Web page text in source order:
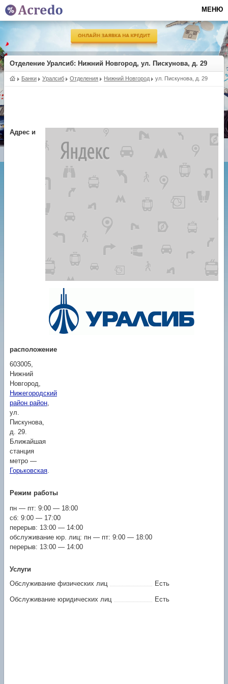
Отделение Уралсиб: Нижний Новгород, ул. Пискунова, д. 29
Банки Уралсиб Отделения Нижний Новгород ул. Пискунова, д. 29
Адрес и
расположение
603005,
Нижний
Новгород,
Нижегородский
район район,
ул.
Пискунова,
д. 29.
Ближайшая
станция
метро —
Горьковская.
Режим работы
пн — пт: 9:00 — 18:00
сб: 9:00 — 17:00
перерыв: 13:00 — 14:00
обслуживание юр. лиц: пн — пт: 9:00 — 18:00
перерыв: 13:00 — 14:00
Услуги
Обслуживание физических лиц
Есть
Обслуживание юридических лиц Есть
МЕНЮ